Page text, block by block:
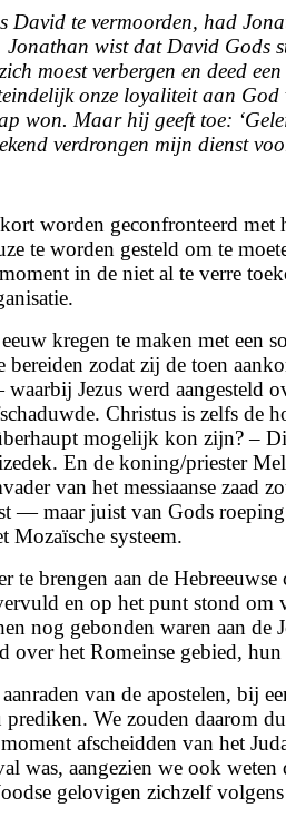
David te vermoorden, had
Jonathan wist dat David
moest verbergen en deed
onze loyaliteit aan
won. Maar hij geeft toe:
verdrongen mijn dienst
worden geconfronteerd
te worden gesteld om te
in de niet al te verre
kregen te maken met
zodat zij de toen
Jezus werd aangesteld
Christus is zelfs
mogelijk kon zijn? –
En de koning/priester
van het messiaanse
— maar juist van Gods
Mozaïsche systeem.
te brengen aan de
en op het punt stond
nog gebonden waren aan de
over het Romeinse gebied,
van de apostelen, bij
We zouden daarom
afscheidden van het
was, aangezien we ook weten
gelovigen zichzelf